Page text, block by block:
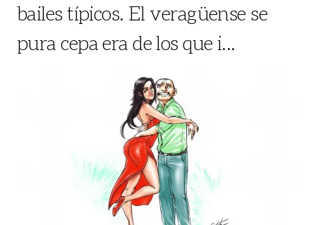
bailes típicos. El veragüense se
pura cepa era de los que i...